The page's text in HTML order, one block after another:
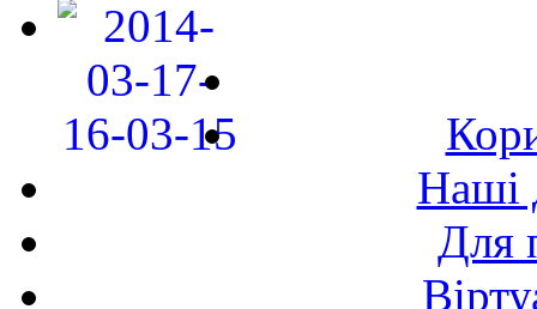
Наші
Для